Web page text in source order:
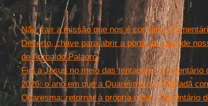
Leia mais
Não trair a missão que nos é confiada.
Deserto, chave para abrir a porta da casa de
de Adroaldo Palaoro
Fiel a Jesus no meio das tentações. Comentário
2026: o ano em que a Quaresma e o Ramadã
Quaresma: retornar à própria casa. Comentário